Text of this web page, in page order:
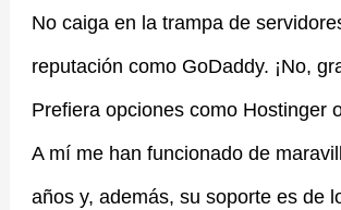
No caiga en la trampa de
reputación como GoDaddy. ¡No,
Prefiera opciones como Hostinger
A mí me han funcionado de
años y, además, su soporte es de